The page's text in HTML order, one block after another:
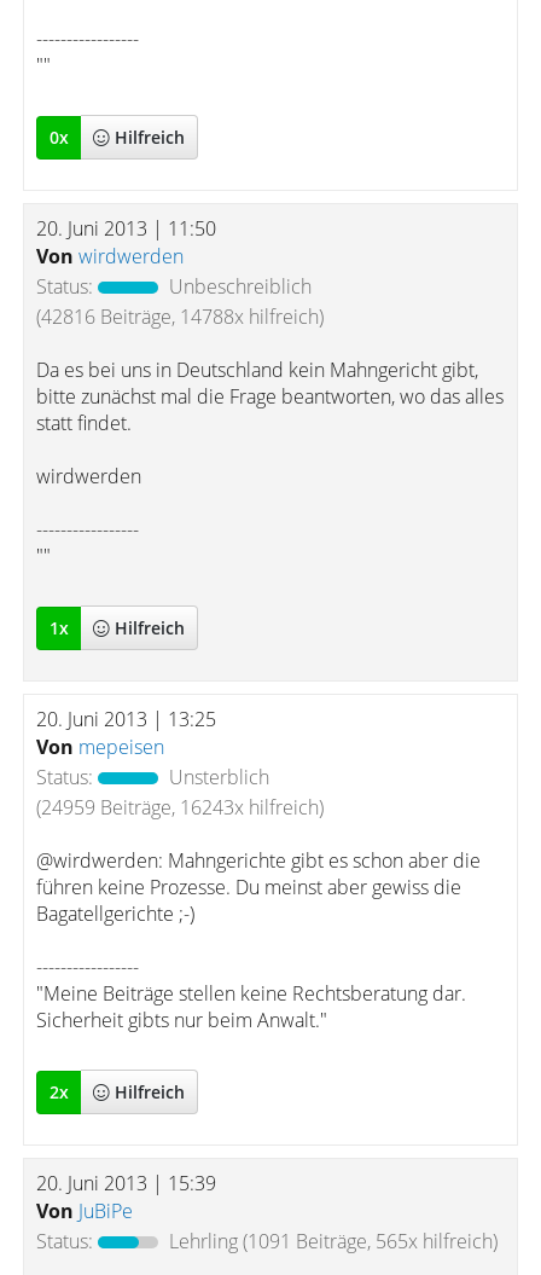
-----------------
""
0x Hilfreich
20. Juni 2013 | 11:50
Von wirdwerden
Status:
Unbeschreiblich
(42816 Beiträge, 14788x hilfreich)
Da es bei uns in Deutschland kein Mahngericht gibt,
bitte zunächst mal die Frage beantworten, wo das alles
statt findet.
wirdwerden
-----------------
""
1x Hilfreich
20. Juni 2013 | 13:25
Von mepeisen
Status:
Unsterblich
(24959 Beiträge, 16243x hilfreich)
@wirdwerden: Mahngerichte gibt es schon aber die
führen keine Prozesse. Du meinst aber gewiss die
Bagatellgerichte ;-)
-----------------
"Meine Beiträge stellen keine Rechtsberatung dar.
Sicherheit gibts nur beim Anwalt."
2x Hilfreich
20. Juni 2013 | 15:39
Von JuBiPe
Status:
Lehrling(1091 Beiträge, 565x hilfreich)